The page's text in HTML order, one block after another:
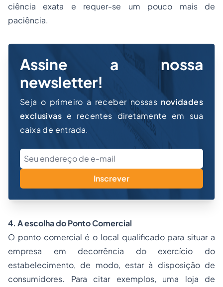
ciência exata e requer-se um pouco mais de
paciência.
Assine a nossa
newsletter!
Seja o primeiro a receber nossas novidades
exclusivas e recentes diretamente em sua
caixa de entrada.
Inscrever
4. A escolha do Ponto Comercial
O ponto comercial é o local qualificado para situar a
empresa em decorrência do exercício do
estabelecimento, de modo, estar à disposição de
consumidores. Para citar exemplos, uma loja de